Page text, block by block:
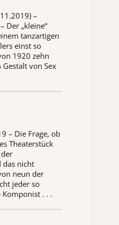
–
Der „kleine“
tanzartigen
einst so
1920 zehn
von Sex
– Die Frage, ob
Theaterstück
das nicht
neun der
jeder so
. . .